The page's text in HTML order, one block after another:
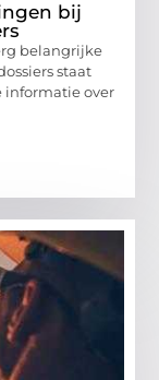
bij
belangrijke
staat
over